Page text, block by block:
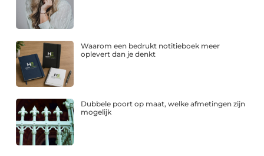
Waarom een bedrukt notitieboek meer
oplevert dan je denkt
Dubbele poort op maat, welke afmetingen zijn
mogelijk